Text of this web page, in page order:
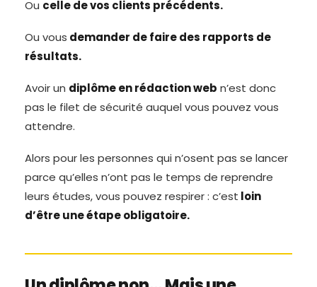
Ou celle de vos clients précédents.
Ou vous demander de faire des rapports de
résultats.
Avoir un diplôme en rédaction web n’est donc
pas le filet de sécurité auquel vous pouvez vous
attendre.
Alors pour les personnes qui n’osent pas se lancer
parce qu’elles n’ont pas le temps de reprendre
leurs études, vous pouvez respirer : c’est loin
d’être une étape obligatoire.